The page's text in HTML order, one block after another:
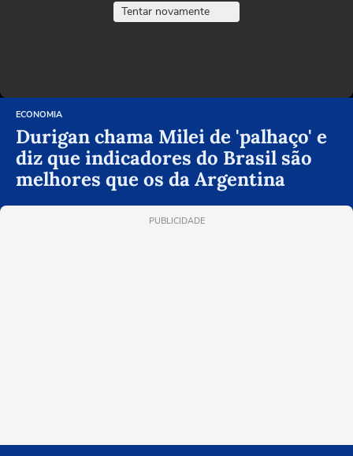
Tentar novamente
ECONOMIA
Durigan chama Milei de 'palhaço' e
diz que indicadores do Brasil são
melhores que os da Argentina
PUBLICIDADE